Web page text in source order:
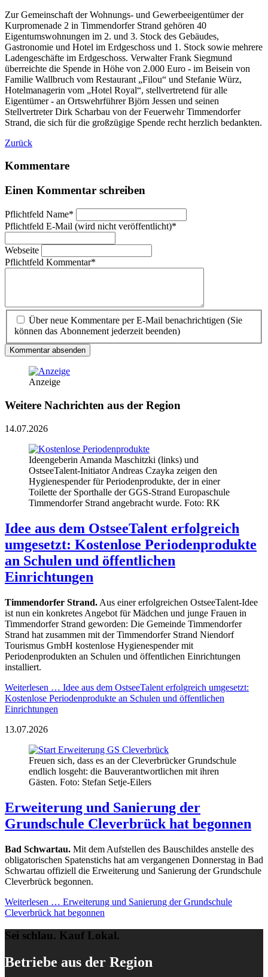
Zur Gemeinschaft der Wohnungs- und Gewerbeeigentümer der
Kurpromenade 2 in Timmendorfer Strand gehören 40
Eigentumswohnungen im 2. und 3. Stock des Gebäudes,
Gastronomie und Hotel im Erdgeschoss und 1. Stock sowie mehrere
Ladengeschäfte im Erdgeschoss. Verwalter Frank Siegmund
überreichte die Spende in Höhe von 2.000 Euro - im Beisein von
Familie Wallbruch vom Restaurant „Filou“ und Stefanie Würz,
Hotelmanagerin vom „Hotel Royal“, stellvertretend für alle
Eigentümer - an Ortswehrführer Björn Jessen und seinen
Stellvertreter Dirk Scharbau von der Feuerwehr Timmendorfer
Strand, die sich für die großzügige Spende recht herzlich bedankten.
Zurück
Kommentare
Einen Kommentar schreiben
Pflichtfeld Name*
Pflichtfeld E-Mail (wird nicht veröffentlicht)*
Webseite
Pflichtfeld Kommentar*
Über neue Kommentare per E-Mail benachrichtigen (Sie
können das Abonnement jederzeit beenden)
Kommentar absenden
Anzeige
Weitere Nachrichten aus der Region
14.07.2026
Ideengeberin Amanda Maschitzki (links) und
OstseeTalent-Initiator Andreas Czayka zeigen den
Hygienespender für Periodenprodukte, der in einer
Toilette der Sporthalle der GGS-Strand Europaschule
Timmendorfer Strand angebracht wurde. Foto: RK
Idee aus dem OstseeTalent erfolgreich
umgesetzt: Kostenlose Periodenprodukte
an Schulen und öffentlichen
Einrichtungen
Timmendorfer Strand. Aus einer erfolgreichen OstseeTalent-Idee
ist nun ein konkretes Angebot für Mädchen und junge Frauen in
Timmendorfer Strand geworden: Die Gemeinde Timmendorfer
Strand hat zusammen mit der Timmendorfer Strand Niendorf
Tourismus GmbH kostenlose Hygienespender mit
Periodenprodukten an Schulen und öffentlichen Einrichtungen
installiert.
Weiterlesen … Idee aus dem OstseeTalent erfolgreich umgesetzt:
Kostenlose Periodenprodukte an Schulen und öffentlichen
Einrichtungen
13.07.2026
Freuen sich, dass es an der Cleverbrücker Grundschule
endlich losgeht: die Bauverantwortlichen mit ihren
Gästen. Foto: Stefan Setje-Eilers
Erweiterung und Sanierung der
Grundschule Cleverbrück hat begonnen
Bad Schwartau. Mit dem Aufstellen des Bauschildes anstelle des
obligatorischen Spatenstichs hat am vergangenen Donnerstag in Bad
Schwartau offiziell die Erweiterung und Sanierung der Grundschule
Cleverbrück begonnen.
Weiterlesen … Erweiterung und Sanierung der Grundschule
Cleverbrück hat begonnen
Sei schlau. Kauf Lokal.
Betriebe aus der Region